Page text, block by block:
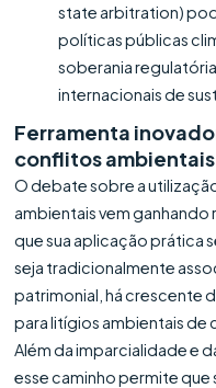
state arbitration)
políticas públicas
soberania
internacionais de
Ferramenta
conflitos ambientais
O debate sobre a
ambientais vem ganhando
que sua aplicação prática
seja tradicionalmente
patrimonial, há crescente
para litígios ambientais de
Além da imparcialidade e
esse caminho permite